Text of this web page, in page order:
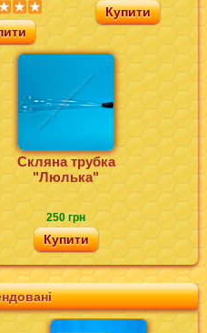
Купити
Скляна трубка
"Люлька"
250 грн
Купити